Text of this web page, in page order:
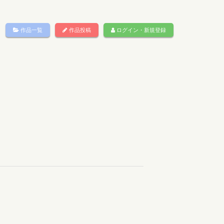
作品一覧 作品投稿 ログイン・新規登録